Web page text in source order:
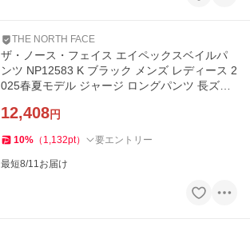
THE NORTH FACE
ザ・ノース・フェイス エイペックスベイルパ
ンツ NP12583 K ブラック メンズ レディース 2
025春夏モデル ジャージ ロングパンツ 長ズボ
12,408円
10% （ 1,132pt） 要エントリー
最短8/11お届け